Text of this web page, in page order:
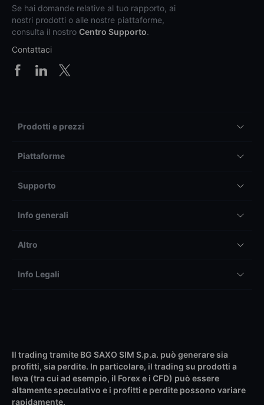
Se hai domande relative al tuo rapporto, ai
nostri prodotti o alle nostre piattaforme,
consulta il nostro Centro Supporto.
Contattaci
Prodotti e prezzi
Piattaforme
Supporto
Info generali
Altro
Info Legali
Il trading tramite BG SAXO SIM S.p.a. può generare sia
profitti, sia perdite. In particolare, il trading su prodotti a
leva (tra cui ad esempio, il Forex e i CFD) può essere
altamente speculativo e i profitti e perdite possono variare
rapidamente.